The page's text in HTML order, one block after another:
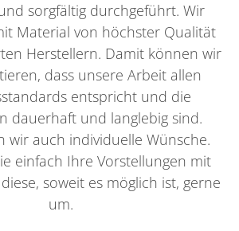
sorgfältig durchgeführt. Wir
Material von höchster Qualität
Herstellern. Damit können wir
dass unsere Arbeit allen
entspricht und die
dauerhaft und langlebig sind.
wir auch individuelle Wünsche.
einfach Ihre Vorstellungen mit
soweit es möglich ist, gerne
um.